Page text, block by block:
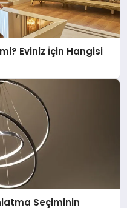
Eviniz İçin Hangisi
Seçiminin